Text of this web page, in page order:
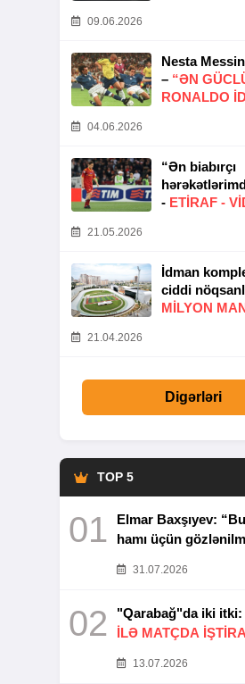
09.06.2026
Nesta
– “ƏN
RONALDO
04.06.2026
“Ən biabırçı
- ETIRAF -
21.05.2026
İdman
ciddi
MILYON
21.04.2026
Digərləri
TOP 5
01
Elmar Baxşıyev:
hamı üçün
31.07.2026
02 "Qarabağ"da iki itki:
İLƏ MATÇDA
13.07.2026